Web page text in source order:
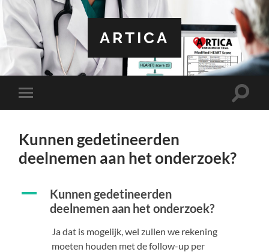
ARTICA
Toggle
mobiel
Toggle
Kunnen gedetineerden
deelnemen aan het onderzoek?
A
Kunnen gedetineerden
deelnemen aan het onderzoek?
Ja dat is mogelijk, wel zullen we rekening
moeten houden met de follow-up per